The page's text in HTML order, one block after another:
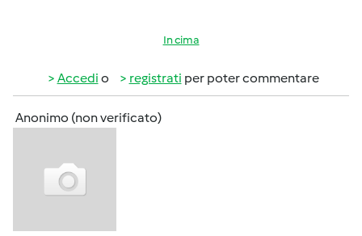
In cima
Accedi o registrati per poter commentare
Anonimo (non verificato)